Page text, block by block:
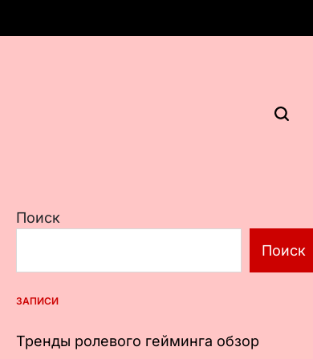
Поиск
Поиск
ЗАПИСИ
Тренды ролевого гейминга обзор